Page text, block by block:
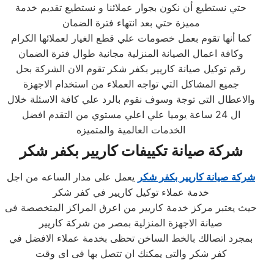
حتي نستطيع أن نكون بجوار عملائنا و نستطيع تقديم خدمة
مميزة حتي بعد انتهاء فترة الضمان
كما أنها تقوم بعمل خصومات علي قطع الغيار لعملائها الكرام
وكافة اعمال الصيانة المنزلية مجانية طوال فترة الضمان
رقم توكيل صيانة كاريير بكفر شكر تقوم الان الشركة بحل
جميع المشاكل التي تواجه العملاء من استخدام الاجهزة
والاعطال التي توجة وسوف نقوم بالرد علي كافة الاسئلة خلال
ال 24 ساعة يوميا علي اعلي مستوي من التقدم افضل
الخدمات العالمية والمتميزه
شركة صيانة تكييفات كاريير بكفر شكر
شركة صيانة كاريير بكفر شكر يعمل على مدار الساعه من اجل
خدمة عملاء توكيل كاريير في كفر شكر
حيث يعتبر مركز خدمة كاريير من اعرق المراكز المتخصصة فى
صيانة الاجهزة المنزلية بمصر من شركة كاريير
بمجرد اتصالك بالخط الساخن تحظى بخدمة عملاء الافضل في
كفر شكر والتى يمكنك ان تتصل بها فى اى وقت